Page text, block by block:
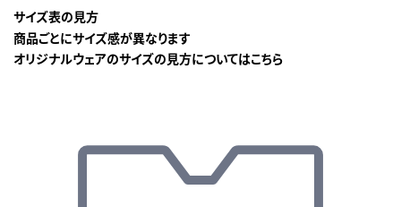
サイズ表の見方
商品ごとにサイズ感が異なります
オリジナルウェアのサイズの見方についてはこちら